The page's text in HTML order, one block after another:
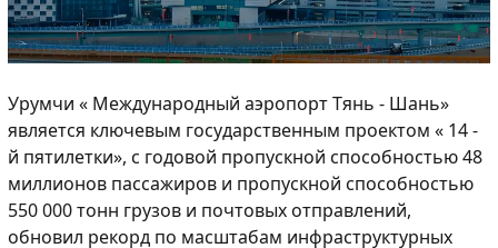
Урумчи « Международный аэропорт Тянь - Шань»
является ключевым государственным проектом « 14 -
й пятилетки», с годовой пропускной способностью 48
миллионов пассажиров и пропускной способностью
550 000 тонн грузов и почтовых отправлений,
обновил рекорд по масштабам инфраструктурных